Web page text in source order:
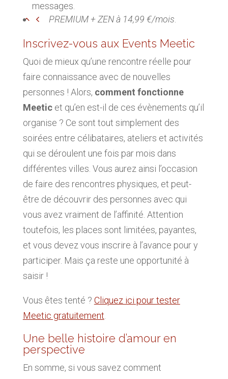
messages.
PREMIUM + ZEN à 14,99 €/mois.
Inscrivez-vous aux Events Meetic
Quoi de mieux qu’une rencontre réelle pour
faire connaissance avec de nouvelles
personnes ! Alors, comment fonctionne
Meeticet qu’en est-il de ces évènements qu’il
organise ? Ce sont tout simplement des
soirées entre célibataires, ateliers et activités
qui se déroulent une fois par mois dans
différentes villes. Vous aurez ainsi l’occasion
de faire des rencontres physiques, et peut-
être de découvrir des personnes avec qui
vous avez vraiment de l’affinité. Attention
toutefois, les places sont limitées, payantes,
et vous devez vous inscrire à l’avance pour y
participer. Mais ça reste une opportunité à
saisir !
Vous êtes tenté ? Cliquez ici pour tester
Meetic gratuitement.
Une belle histoire d’amour en
perspective
En somme, si vous savez comment